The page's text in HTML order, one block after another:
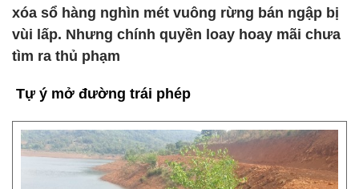
xóa sổ hàng nghìn mét vuông rừng bán ngập bị
vùi lấp. Nhưng chính quyền loay hoay mãi chưa
tìm ra thủ phạm
Tự ý mở đường trái phép